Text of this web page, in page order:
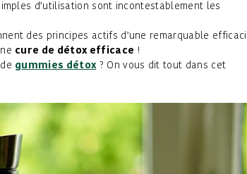
d’utilisation sont incontestablement les
des principes actifs d’une remarquable
cure de détox efficace !
gummies détox? On vous dit tout dans cet